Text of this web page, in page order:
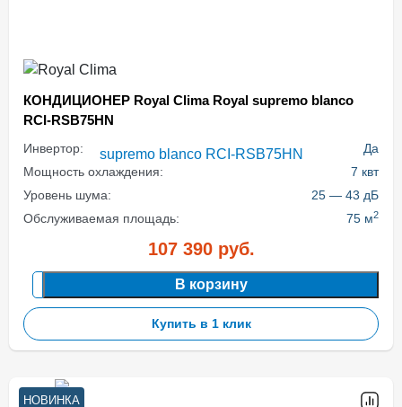
КОНДИЦИОНЕР Royal Clima Royal supremo blanco
RCI-RSB75HN
Инвертор:
Да
Мощность охлаждения:
7 квт
Уровень шума:
25 — 43 дБ
Обслуживаемая площадь:
75 м2
107 390руб.
В корзину
Купить в 1 клик
НОВИНКА